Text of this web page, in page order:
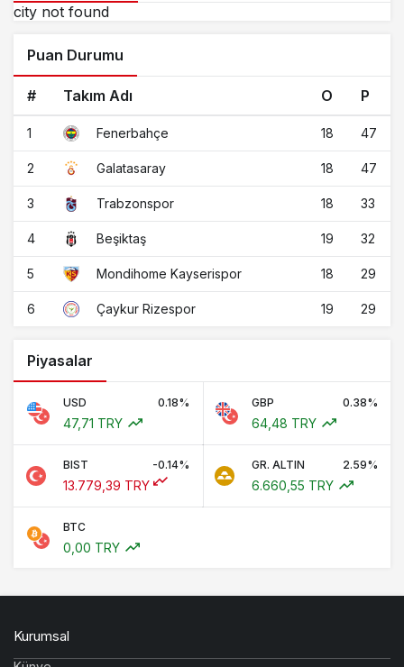
city not found
Puan Durumu
# Takım Adı O P
1 Fenerbahçe 18 47
2 Galatasaray 18 47
3 Trabzonspor 18 33
4 Beşiktaş 19 32
5 Mondihome Kayserispor 18 29
6 Çaykur Rizespor 19 29
Piyasalar
USD 0.18%
47,71 TRY
GBP 0.38%
64,48 TRY
BIST -0.14%
13.779,39 TRY
GR. ALTIN 2.59%
6.660,55 TRY
BTC
0,00 TRY
Kurumsal